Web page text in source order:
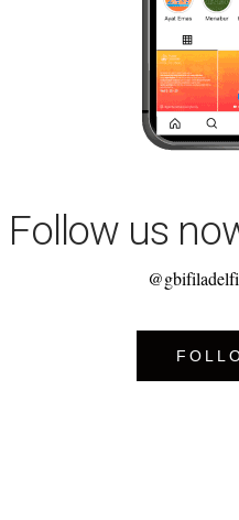
Follow us